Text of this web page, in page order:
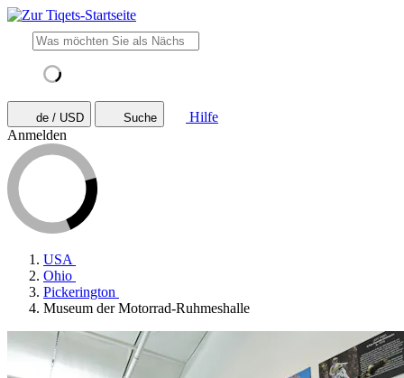
de / USD Suche
Hilfe
Anmelden
USA
Ohio
Pickerington
Museum der Motorrad-Ruhmeshalle